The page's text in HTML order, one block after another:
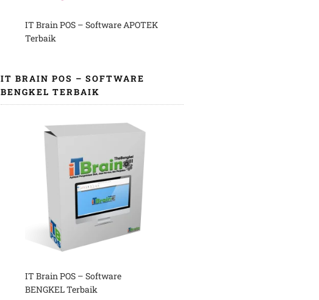
IT Brain POS – Software APOTEK
Terbaik
IT BRAIN POS – SOFTWARE
BENGKEL TERBAIK
IT Brain POS – Software
BENGKEL Terbaik